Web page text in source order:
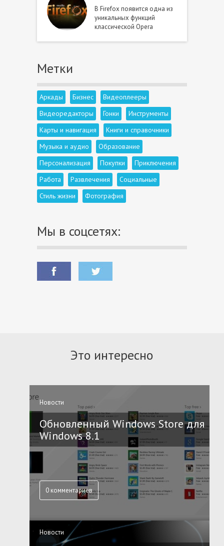
В Firefox появится одна из
уникальных функций
классической Opera
Метки
Аркады Бизнес
Видеоплееры
Видеоредакторы
Гонки
Инструменты
Карты и навигация
Книги и справочники
Музыка и аудио
Образование
Персонализация
Покупки
Приключения
Работа
Развлечения
Социальные
Стиль жизни
Фотография
Мы в соцсетях:
Это интересно
Новости
Обновленный Windows Store для
Windows 8.1
0 комментариев
Новости